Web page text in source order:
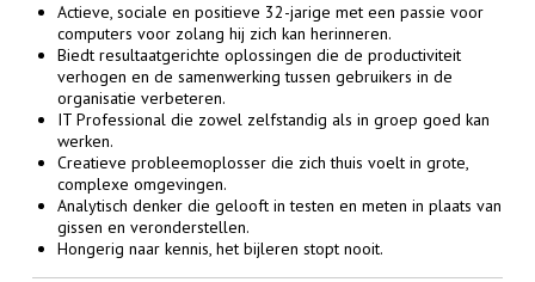
Actieve, sociale en positieve 32-jarige met een passie voor
computers voor zolang hij zich kan herinneren.
Biedt resultaatgerichte oplossingen die de productiviteit
verhogen en de samenwerking tussen gebruikers in de
organisatie verbeteren.
IT Professional die zowel zelfstandig als in groep goed kan
werken.
Creatieve probleemoplosser die zich thuis voelt in grote,
complexe omgevingen.
Analytisch denker die gelooft in testen en meten in plaats van
gissen en veronderstellen.
Hongerig naar kennis, het bijleren stopt nooit.